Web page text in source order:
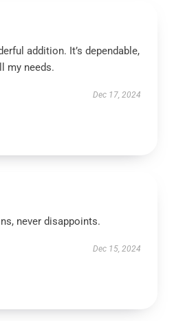
addition. It’s dependable,
my needs.
Dec 17, 2024
never disappoints.
Dec 15, 2024